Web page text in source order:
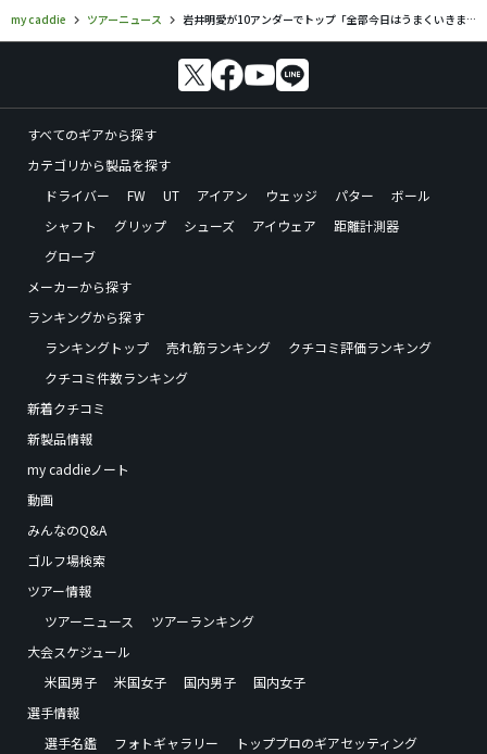
my caddie ツアーニュース 岩井明愛が10アンダーでトップ「全部今日はうまくいきました」
すべてのギアから探す
カテゴリから製品を探す
ドライバー
FW UT アイアン ウェッジ パター
ボール
シャフト
グリップ シューズ アイウェア
距離計測器
グローブ
メーカーから探す
ランキングから探す
ランキングトップ
売れ筋ランキング
クチコミ評価ランキング
クチコミ件数ランキング
新着クチコミ
新製品情報
my caddieノート
動画
みんなのQ&A
ゴルフ場検索
ツアー情報
ツアーニュース
ツアーランキング
大会スケジュール
米国男子
米国女子 国内男子
国内女子
選手情報
選手名鑑
フォトギャラリー トッププロのギアセッティング